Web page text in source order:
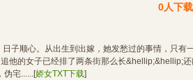
0人下载
子顺心。从出生到出嫁，她发愁过的事情，只有
他的女子已经排了两条街那么长&hellip;&hellip;
伪宅......[娇女TXT下载]